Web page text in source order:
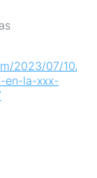
2023/07/10/
en-la-xxx-